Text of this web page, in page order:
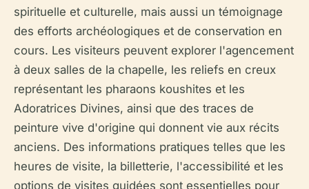
spirituelle et culturelle, mais aussi un témoignage
des efforts archéologiques et de conservation en
cours. Les visiteurs peuvent explorer l'agencement
à deux salles de la chapelle, les reliefs en creux
représentant les pharaons koushites et les
Adoratrices Divines, ainsi que des traces de
peinture vive d'origine qui donnent vie aux récits
anciens. Des informations pratiques telles que les
heures de visite, la billetterie, l'accessibilité et les
options de visites guidées sont essentielles pour